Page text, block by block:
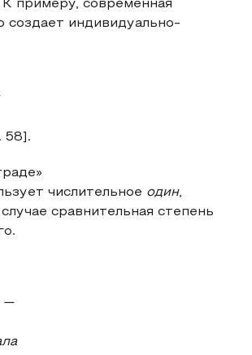
примеру, современная
создает индивидуально-
58].
числительное один,
сравнительная степень
—